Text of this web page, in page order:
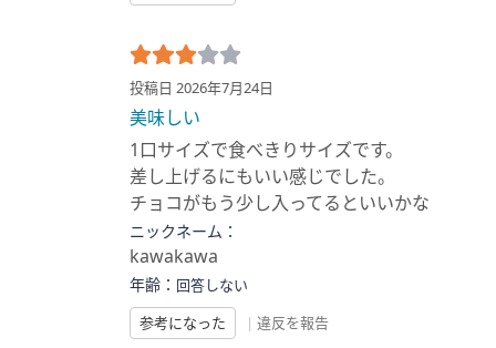
投稿日 2026年7月24日
美味しい
1口サイズで食べきりサイズです。
差し上げるにもいい感じでした。
チョコがもう少し入ってるといいかな
ニックネーム：
kawakawa
年齢： 回答しない
参考になった
| 違反を報告